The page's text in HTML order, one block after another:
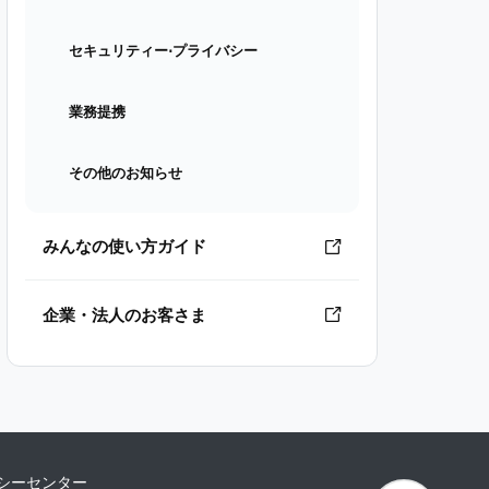
セキュリティー⋅プライバシー
業務提携
その他のお知らせ
みんなの使い方ガイド
企業・法人のお客さま
ーセンター